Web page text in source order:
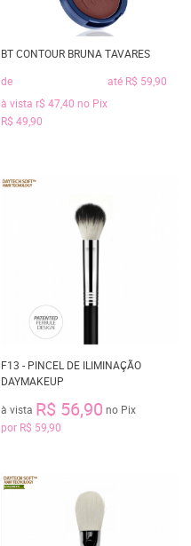
BT CONTOUR BRUNA TAVARES
de
à vista r$ 47,40 no Pix
R$ 49,90
até R$ 59,90
F13 - PINCEL DE ILIMINAÇÃO
DAYMAKEUP
à vista R$ 56,90 no Pix
por R$ 59,90